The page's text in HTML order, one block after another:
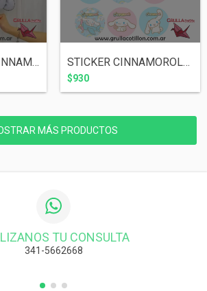
GLOBO FORMA CINNAMOROLL 65 cm STICKER CINNAMOROLL x12
$930
MÁS PRODUCTOS
TU CONSULTA
341-5662668